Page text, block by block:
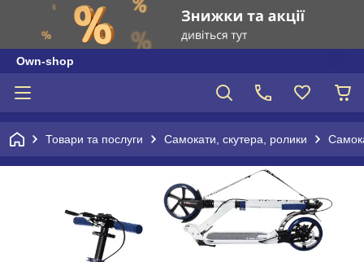
Own-shop
Товари та послуги Самокати, скутера, ролики